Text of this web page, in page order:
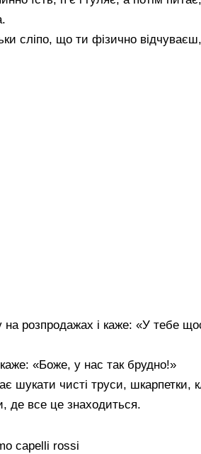
сліпо, що ти фізично
на розпродажах і каже: «У тебе
«Боже, у нас так брудно!»
шукати чисті труси, шкарпетки,
де все це знаходиться.